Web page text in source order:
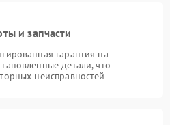
и запчасти
гарантия на
детали, что
неисправностей